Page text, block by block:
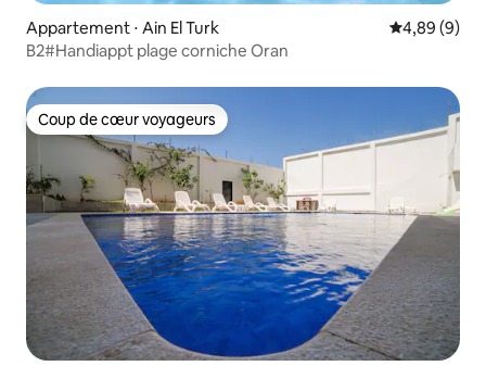
Appartement ⋅ Ain El Turk Évaluation
4,89 (9)
B2#Handiappt plage corniche Oran
Coup de cœur voyageurs
Coup de cœur voyageurs